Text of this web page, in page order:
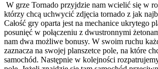
W grze Tornado przyjdzie nam wcielić się w
którzy chcą uchwycić zdjęcia tornado z jak
Całość gry oparta jest na mechanice ukrytego
posunięć w połączeniu z dwustronnymi
nam dwa możliwe bonusy. W swoim ruchu
zaznacza na swojej planszetce pole, na które
samochód. Następnie w kolejności